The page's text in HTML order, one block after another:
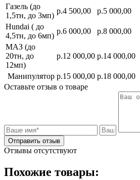
Газель (до
1,5тн, до 3мп)
р.4 500,00 р.5 000,00
Hundai ( до
4,5тн, до 6мп)
р.6 000,00 р.8 000,00
МАЗ (до
20тн, до
12мп)
р.12 000,00 р.14 000,00
Манипулятор р.15 000,00 р.18 000,00
Оставьте отзыв о товаре
Отправить отзыв
Отзывы отсутствуют
Похожие товары: